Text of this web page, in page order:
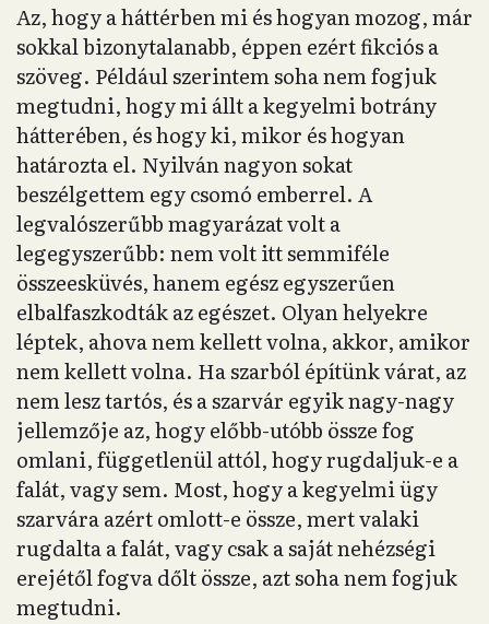
Az, hogy a háttérben mi és hogyan mozog, már
sokkal bizonytalanabb, éppen ezért fikciós a
szöveg. Például szerintem soha nem fogjuk
megtudni, hogy mi állt a kegyelmi botrány
hátterében, és hogy ki, mikor és hogyan
határozta el. Nyilván nagyon sokat
beszélgettem egy csomó emberrel. A
legvalószerűbb magyarázat volt a
legegyszerűbb: nem volt itt semmiféle
összeesküvés, hanem egész egyszerűen
elbalfaszkodták az egészet. Olyan helyekre
léptek, ahova nem kellett volna, akkor, amikor
nem kellett volna. Ha szarból építünk várat, az
nem lesz tartós, és a szarvár egyik nagy-nagy
jellemzője az, hogy előbb-utóbb össze fog
omlani, függetlenül attól, hogy rugdaljuk-e a
falát, vagy sem. Most, hogy a kegyelmi ügy
szarvára azért omlott-e össze, mert valaki
rugdalta a falát, vagy csak a saját nehézségi
erejétől fogva dőlt össze, azt soha nem fogjuk
megtudni.